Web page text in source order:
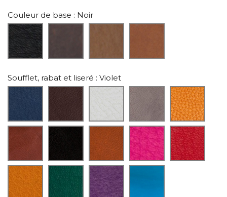
Couleur de base : Noir
Soufflet, rabat et liseré : Violet